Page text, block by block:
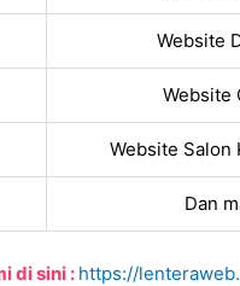
Website
Website
Website Salon
Dan
di sini : https://